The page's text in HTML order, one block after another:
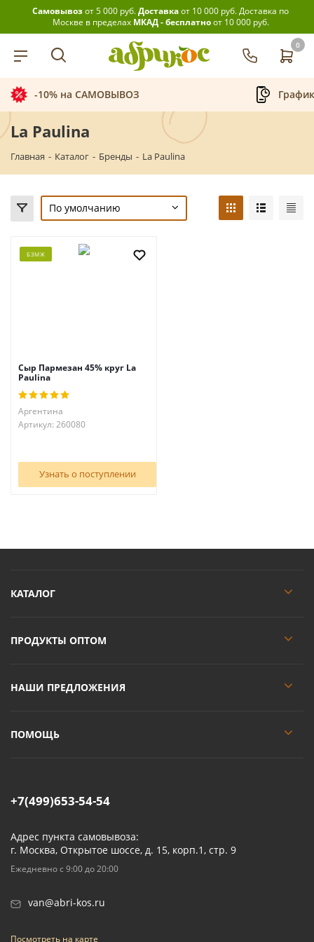
Самовывозот 5 000 руб.Доставкаот 10 000 руб.Доставка по
Москве в пределах МКАД - бесплатноот 10 000 руб.
0
-10% на САМОВЫВОЗ
La Paulina
Главная - Каталог - Бренды - La Paulina
По умолчанию
БЗМЖ
Сыр Пармезан 45% круг La
Paulina
Аргентина
Артикул: 260080
Узнать о поступлении
КАТАЛОГ
ПРОДУКТЫ ОПТОМ
НАШИ ПРЕДЛОЖЕНИЯ
ПОМОЩЬ
+7(499)653-54-54
Адрес пункта самовывоза:
г. Москва, Открытое шоссе, д. 15, корп.1, стр. 9
Ежедневно с 9:00 до 20:00
van@abri-kos.ru
Посмотреть на карте